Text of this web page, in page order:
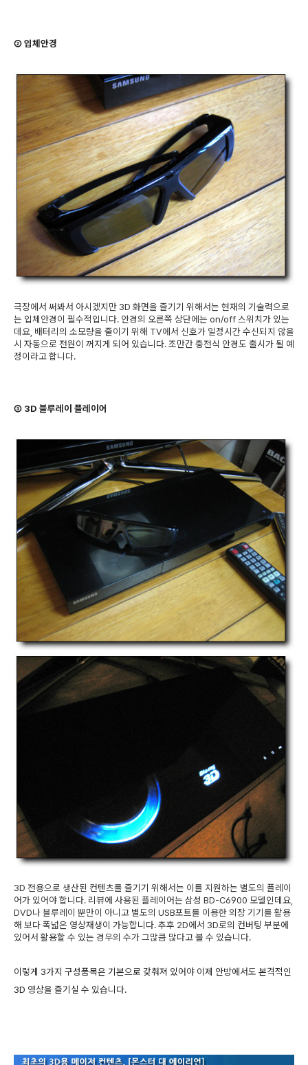
② 입체안경
극장에서 써봐서 아시겠지만 3D 화면을 즐기기 위해서는 현재의 기술력으로
는 입체안경이 필수적입니다. 안경의 오른쪽 상단에는 on/off 스위치가 있는
데요, 배터리의 소모량을 줄이기 위해 TV에서 신호가 일정시간 수신되지 않을
시 자동으로 전원이 꺼지게 되어 있습니다. 조만간 충전식 안경도 출시가 될 예
정이라고 합니다.
③ 3D 블루레이 플레이어
3D 전용으로 생산된 컨텐츠를 즐기기 위해서는 이를 지원하는 별도의 플레이
어가 있어야 합니다. 리뷰에 사용된 플레이어는 삼성 BD-C6900 모델인데요,
DVD나 블루레이 뿐만이 아니고 별도의 USB포트를 이용한 외장 기기를 활용
해 보다 폭넓은 영상재생이 가능합니다. 추후 2D에서 3D로의 컨버팅 부분에
있어서 활용할 수 있는 경우의 수가 그많큼 많다고 볼 수 있습니다.
이렇게 3가지 구성품목은 기본으로 갖춰져 있어야 이제 안방에서도 본격적인
3D 영상을 즐기실 수 있습니다.